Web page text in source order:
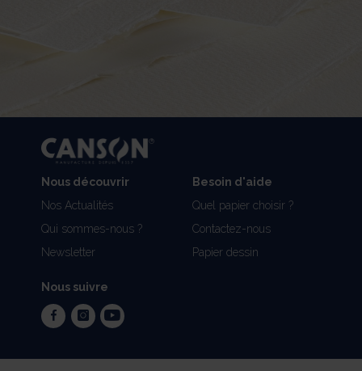
Nous découvrir
Nos Actualités
Qui sommes-nous ?
Newsletter
Besoin d'aide
Quel papier choisir ?
Contactez-nous
Papier dessin
Nous suivre
facebookinstagram
youtube